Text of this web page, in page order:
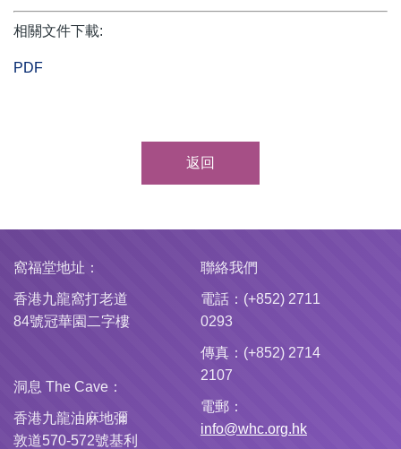
相關文件下載:
PDF
返回
窩福堂地址：
香港九龍窩打老道
84號冠華園二字樓
洞息 The Cave：
香港九龍油麻地彌
敦道570-572號基利
聯絡我們
電話：(+852) 2711
0293
傳真：(+852) 2714
2107
電郵：
info@whc.org.hk